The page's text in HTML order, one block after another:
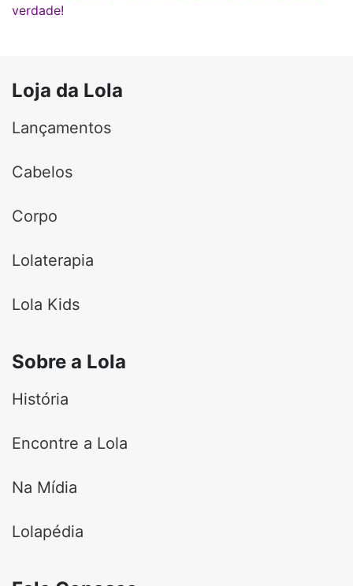
verdade!
Loja da Lola
Lançamentos
Cabelos
Corpo
Lolaterapia
Lola Kids
Sobre a Lola
História
Encontre a Lola
Na Mídia
Lolapédia